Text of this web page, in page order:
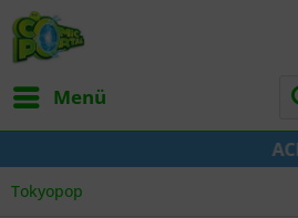
Menü
Tokyopop